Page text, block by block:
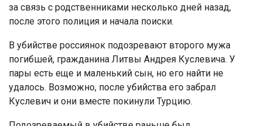
за связь с родственниками несколько дней назад,
после этого полиция и начала поиски.
В убийстве россиянок подозревают второго мужа
погибшей, гражданина Литвы Андрея Куслевича. У
пары есть еще и маленький сын, но его найти не
удалось. Возможно, после убийства его забрал
Куслевич и они вместе покинули Турцию.